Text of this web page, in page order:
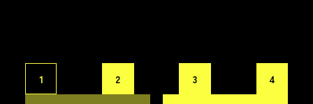
1 2 3 4